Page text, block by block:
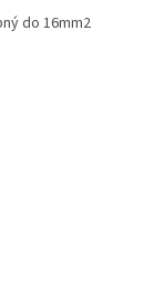
do 16mm2